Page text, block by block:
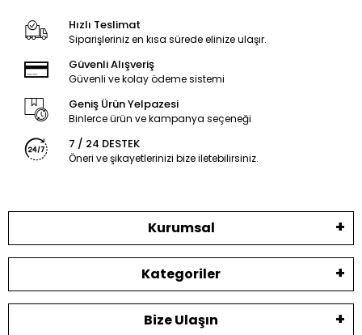
Hızlı Teslimat
Siparişleriniz en kısa sürede elinize ulaşır.
Güvenli Alışveriş
Güvenli ve kolay ödeme sistemi
Geniş Ürün Yelpazesi
Binlerce ürün ve kampanya seçeneği
7 / 24 DESTEK
Öneri ve şikayetlerinizi bize iletebilirsiniz.
Kurumsal
Kategoriler
Bize Ulaşın